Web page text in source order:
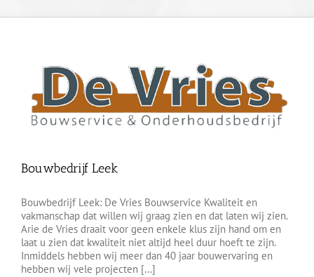
Bouwbedrijf Leek
Bouwbedrijf Leek: De Vries Bouwservice Kwaliteit en
vakmanschap dat willen wij graag zien en dat laten wij zien.
Arie de Vries draait voor geen enkele klus zijn hand om en
laat u zien dat kwaliteit niet altijd heel duur hoeft te zijn.
Inmiddels hebben wij meer dan 40 jaar bouwervaring en
hebben wij vele projecten [...]